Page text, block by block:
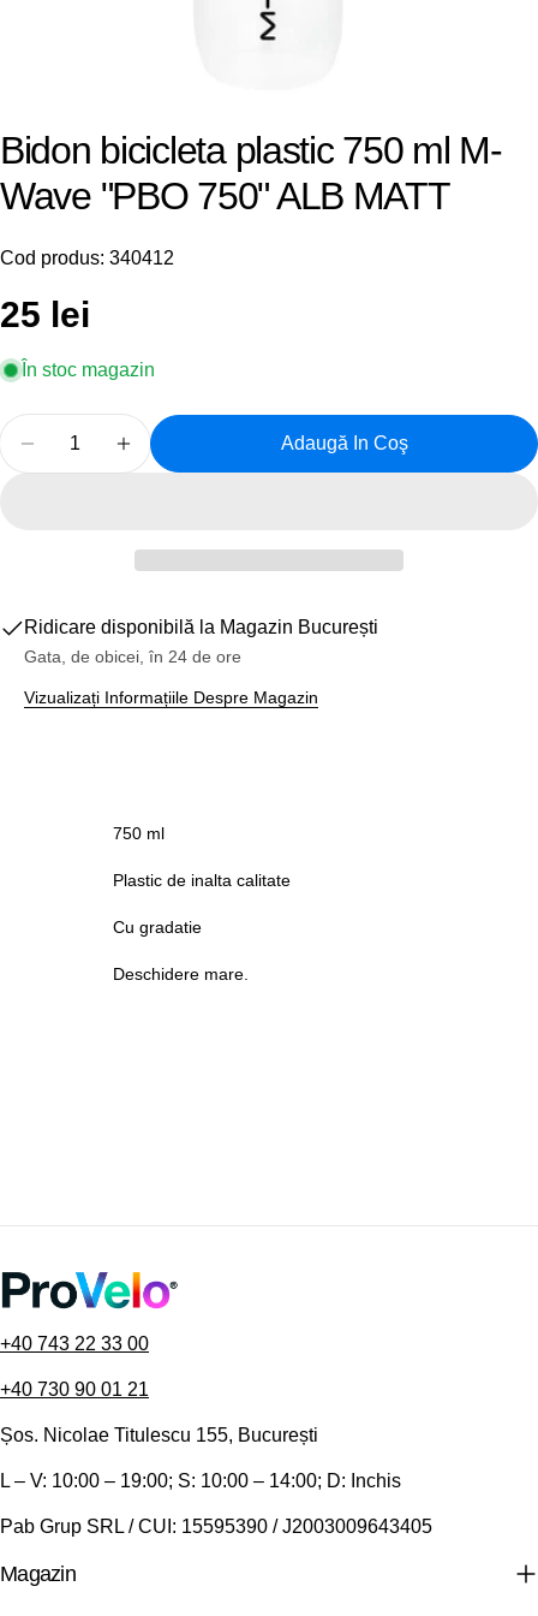
Bidon bicicleta plastic 750 ml M-
Wave "PBO 750" ALB MATT
Cod produs: 340412
Preț
obișnuit
25 lei
În stoc magazin
Reduceți Cantitatea Pentru Bidon Bicicleta Plastic
Creșteți Cantitatea Pentru Bidon
Adaugă In Coş
Ridicare disponibilă la Magazin București
Gata, de obicei, în 24 de ore
Vizualizați Informațiile Despre Magazin
750 ml
Plastic de inalta calitate
Cu gradatie
Deschidere mare.
+40 743 22 33 00
+40 730 90 01 21
Șos. Nicolae Titulescu 155, București
L – V: 10:00 – 19:00; S: 10:00 – 14:00; D: Inchis
Pab Grup SRL / CUI: 15595390 / J2003009643405
Magazin